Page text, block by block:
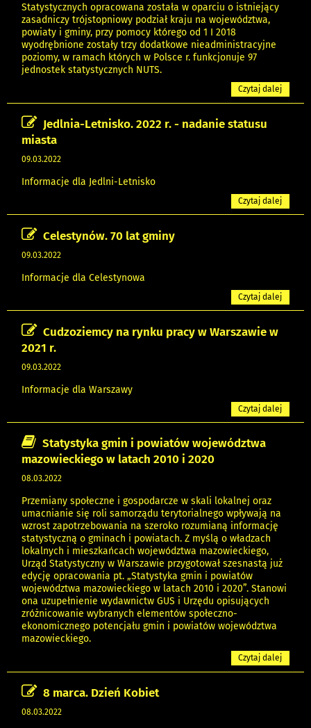
Statystycznych opracowana została w oparciu o istniejący
zasadniczy trójstopniowy podział kraju na województwa,
powiaty i gminy, przy pomocy którego od 1 I 2018
wyodrębnione zostały trzy dodatkowe nieadministracyjne
poziomy, w ramach których w Polsce r. funkcjonuje 97
jednostek statystycznych NUTS.
Czytaj dalej
Jedlnia-Letnisko. 2022 r. - nadanie statusu
miasta
09.03.2022
Informacje dla Jedlni-Letnisko
Czytaj dalej
Celestynów. 70 lat gminy
09.03.2022
Informacje dla Celestynowa
Czytaj dalej
Cudzoziemcy na rynku pracy w Warszawie w
2021 r.
09.03.2022
Informacje dla Warszawy
Czytaj dalej
Statystyka gmin i powiatów województwa
mazowieckiego w latach 2010 i 2020
08.03.2022
Przemiany społeczne i gospodarcze w skali lokalnej oraz
umacnianie się roli samorządu terytorialnego wpływają na
wzrost zapotrzebowania na szeroko rozumianą informację
statystyczną o gminach i powiatach. Z myślą o władzach
lokalnych i mieszkańcach województwa mazowieckiego,
Urząd Statystyczny w Warszawie przygotował szesnastą już
edycję opracowania pt. „Statystyka gmin i powiatów
województwa mazowieckiego w latach 2010 i 2020”. Stanowi
ona uzupełnienie wydawnictw GUS i Urzędu opisujących
zróżnicowanie wybranych elementów społeczno-
ekonomicznego potencjału gmin i powiatów województwa
mazowieckiego.
Czytaj dalej
8 marca. Dzień Kobiet
08.03.2022